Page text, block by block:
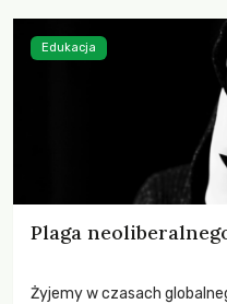
Plaga
Żyjemy w czasach
Edukacja